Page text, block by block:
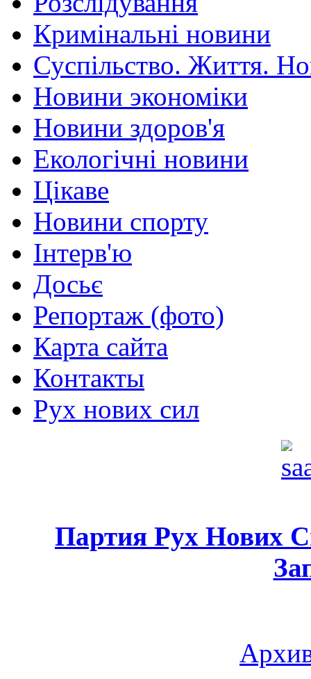
Кримінальні новини
Суспільство. Життя.
Новини экономіки
Новини здоров'я
Екологічні новини
Цікаве
Новини спорту
Інтерв'ю
Досьє
Репортаж (фото)
Карта сайта
Контакты
Рух нових сил
Партия Рух Нових